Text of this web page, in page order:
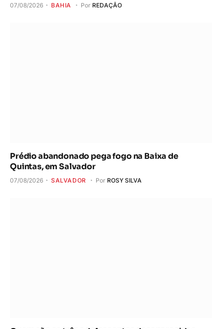
07/08/2026 BAHIA Por REDAÇÃO
Prédio abandonado pega fogo na Baixa de
Quintas, em Salvador
07/08/2026 SALVADOR Por ROSY SILVA